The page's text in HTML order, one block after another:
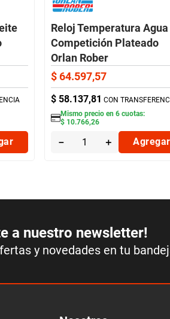
Reloj Temperatura Agua
Competición Plateado
Orlan Rober
$ 64.597,57
$ 58.137,81 CON
Mismo precio en6 cuotas:
$ 10.766,26
＋
－ Agregar
a nuestro newsletter!
y novedades en tu